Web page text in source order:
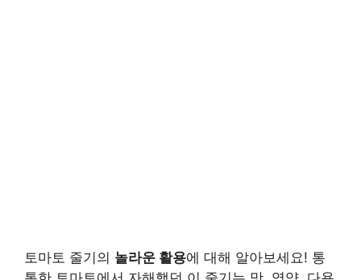
토마토 줄기의 놀라운 활용에 대해 알아보세요! 통